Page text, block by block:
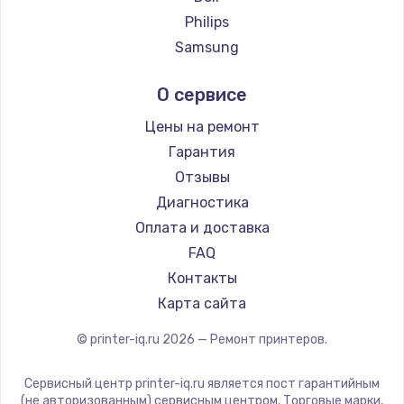
Замена температурного датчика
2500 руб.
Замена электроконфорки
1300 руб.
Заказать
Техобслуживание
900 руб.
Заказать
Установка / подключение / демонтаж
1300 руб.
Philips
Samsung
Lexmark
Sharp
TSC
Fujitsu
Godex
О сервисе
Цены на ремонт
Гарантия
Отзывы
Диагностика
Оплата и доставка
FAQ
Контакты
Карта сайта
© printer-iq.ru 2026 — Ремонт принтеров.
Сервисный центр printer-iq.ru является пост гарантийным
(не авторизованным) сервисным центром. Торговые марки,